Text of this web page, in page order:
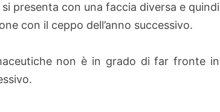
presenta con una faccia diversa e quindi
con il ceppo dell’anno successivo.
non è in grado di far fronte in